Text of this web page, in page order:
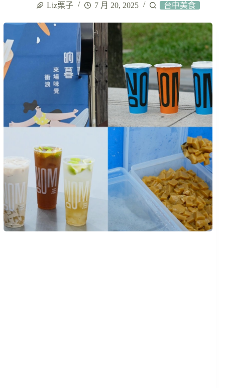
Liz栗子 7 月 20, 2025 台中美食